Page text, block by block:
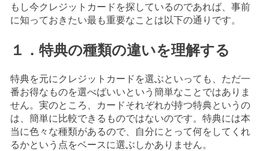
もし今クレジットカードを探しているのであれば、事前
に知っておきたい最も重要なことは以下の通りです。
１．特典の種類の違いを理解する
特典を元にクレジットカードを選ぶといっても、ただ一
番お得なものを選べばいいという簡単なことではありま
せん。実のところ、カードそれぞれが持つ特典というの
は、簡単に比較できるものではないのです。特典には本
当に色々な種類があるので、自分にとって何をしてくれ
るかという点をベースに選ぶしかありません。